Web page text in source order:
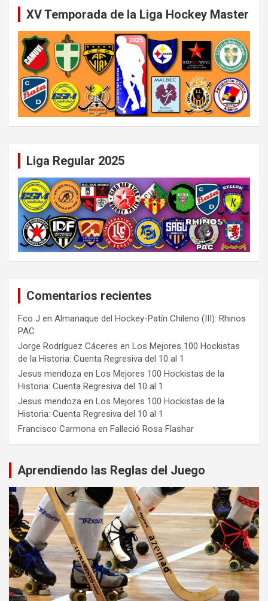
XV Temporada de la Liga Hockey Master
Liga Regular 2025
Comentarios recientes
Fco J en Almanaque del Hockey-Patín Chileno (III): Rhinos
PAC
Jorge Rodríguez Cáceres en Los Mejores 100 Hockistas
de la Historia: Cuenta Regresiva del 10 al 1
Jesus mendoza en Los Mejores 100 Hockistas de la
Historia: Cuenta Regresiva del 10 al 1
Jesus mendoza en Los Mejores 100 Hockistas de la
Historia: Cuenta Regresiva del 10 al 1
Francisco Carmona en Falleció Rosa Flashar
Aprendiendo las Reglas del Juego